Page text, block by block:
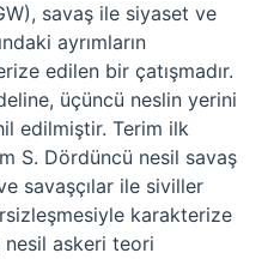
savaş ile siyaset ve
ayrımların
edilen bir çatışmadır.
üçüncü neslin yerini
edilmiştir. Terim ilk
S. Dördüncü nesil savaş
savaşçılar ile siviller
karakterize
nesil askeri teori